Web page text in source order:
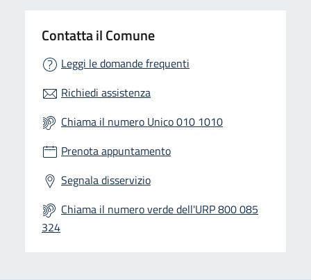
Contatta il Comune
Leggi le domande frequenti
Richiedi assistenza
Chiama il numero Unico 010 1010
Prenota appuntamento
Segnala disservizio
Chiama il numero verde dell'URP 800 085
324